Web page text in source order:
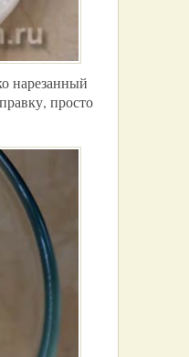
нарезанный
просто